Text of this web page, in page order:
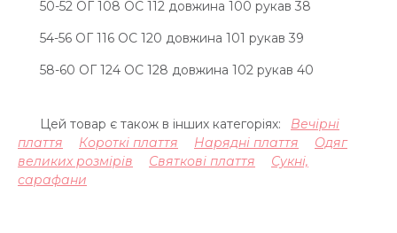
50-52 ОГ 108 ОС 112 довжина 100 рукав 38
54-56 ОГ 116 ОС 120 довжина 101 рукав 39
58-60 ОГ 124 ОС 128 довжина 102 рукав 40
Цей товар є також в інших категоріях:
Вечірні
плаття
Короткі плаття Нарядні плаття
Одяг
великих розмірів
Святкові плаття
Сукні,
сарафани